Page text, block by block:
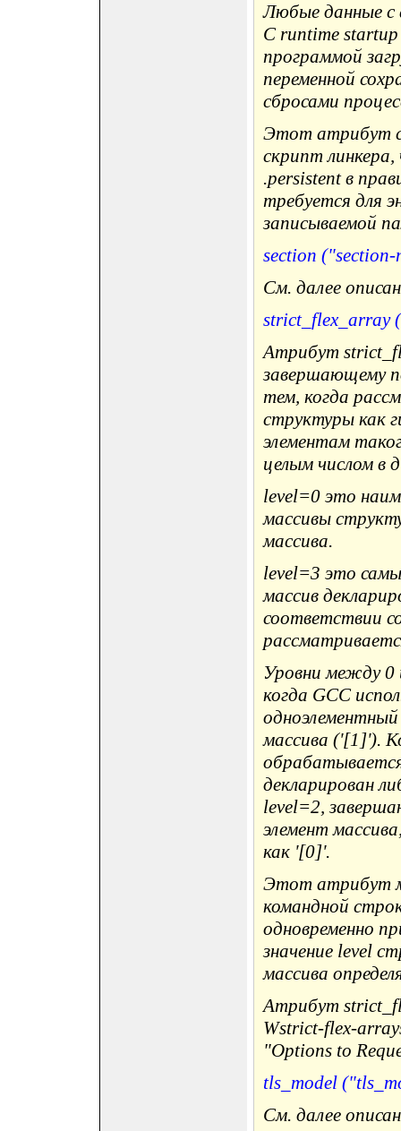
Любые данные с
C runtime
программой
переменной
сбросами
Этот атрибут
скрипт
.persistent в
требуется для
записываемой
section ("section-
См. далее
strict_flex_array
Атрибут
завершающему
тем, когда
структуры как
элементам
целым числом в
level=0 это
массивы
массива.
level=3 это
массив
соответствии
Уровни между 0
когда GCC
одноэлементный
массива ('[1]').
декларирован
level=2,
элемент
как '[0]'.
Этот атрибут
командной
одновременно
значение level
массива
Атрибут
Wstrict-flex-
"Options to
tls_model
См. далее